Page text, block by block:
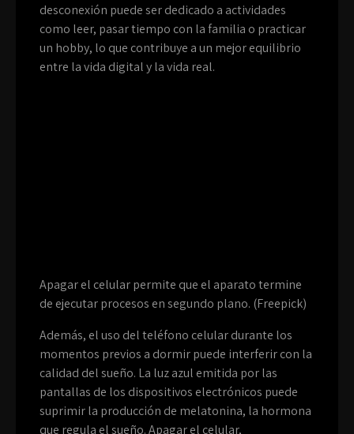
desconexión puede ser dedicado a actividades
como leer, pasar tiempo con la familia o practicar
un hobby, lo que contribuye a un mejor equilibrio
entre la vida digital y la vida real.
Apagar el celular permite que el aparato termine
de ejecutar procesos en segundo plano. (Freepick)
Además, el uso del teléfono celular durante los
momentos previos a dormir puede interferir con la
calidad del sueño. La luz azul emitida por las
pantallas de los dispositivos electrónicos puede
suprimir la producción de melatonina, la hormona
que regula el sueño. Apagar el celular,